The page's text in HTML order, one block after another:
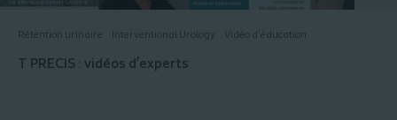
Rétention urinaire Interventional Urology Vidéo d'éducation
T PRECIS : vidéos d’experts